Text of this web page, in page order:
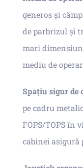
generos și
de parbrizul și
mari
mediu de
Spațiu sigur de
pe cadru
FOPS/TOPS în
cabinei asigură